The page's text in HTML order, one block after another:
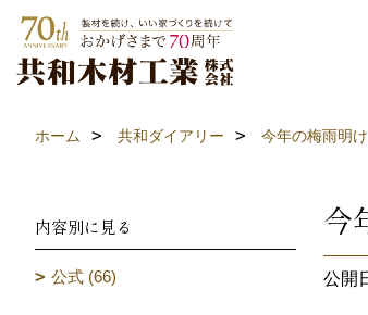
ホーム 共和ダイアリー 今年の梅雨明
今
公開
内容別に見る
公式 (66)